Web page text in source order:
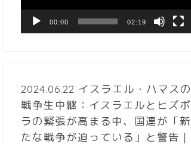
ヤ
00:00 02:19
2024.06.22 イスラエル・ハマスの
戦争生中継：イスラエルとヒズボ
ラの緊張が高まる中、国連が「新
たな戦争が迫っている」と警告｜